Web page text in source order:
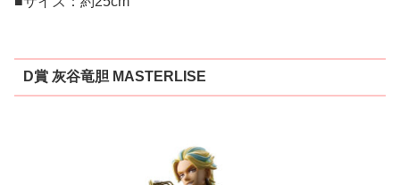
D賞 灰⾕⻯胆 MASTERLISE